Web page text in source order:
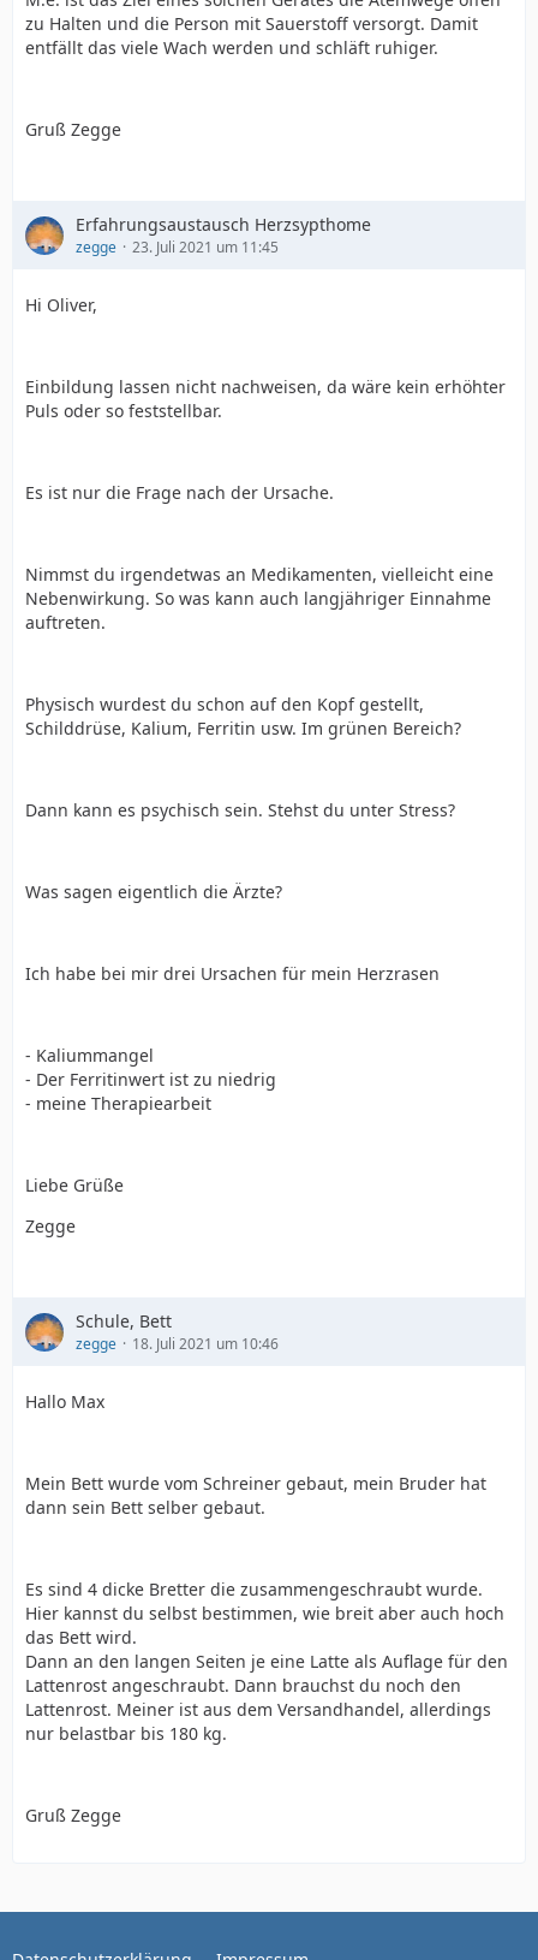
zu Halten und die Person mit Sauerstoff versorgt. Damit
entfällt das viele Wach werden und schläft ruhiger.
Gruß Zegge
Erfahrungsaustausch Herzsypthome
zegge 23. Juli 2021 um 11:45
Hi Oliver,
Einbildung lassen nicht nachweisen, da wäre kein erhöhter
Puls oder so feststellbar.
Es ist nur die Frage nach der Ursache.
Nimmst du irgendetwas an Medikamenten, vielleicht eine
Nebenwirkung. So was kann auch langjähriger Einnahme
auftreten.
Physisch wurdest du schon auf den Kopf gestellt,
Schilddrüse, Kalium, Ferritin usw. Im grünen Bereich?
Dann kann es psychisch sein. Stehst du unter Stress?
Was sagen eigentlich die Ärzte?
Ich habe bei mir drei Ursachen für mein Herzrasen
- Kaliummangel
- Der Ferritinwert ist zu niedrig
- meine Therapiearbeit
Liebe Grüße
Zegge
Schule, Bett
zegge 18. Juli 2021 um 10:46
Hallo Max
Mein Bett wurde vom Schreiner gebaut, mein Bruder hat
dann sein Bett selber gebaut.
Es sind 4 dicke Bretter die zusammengeschraubt wurde.
Hier kannst du selbst bestimmen, wie breit aber auch hoch
das Bett wird.
Dann an den langen Seiten je eine Latte als Auflage für den
Lattenrost angeschraubt. Dann brauchst du noch den
Lattenrost. Meiner ist aus dem Versandhandel, allerdings
nur belastbar bis 180 kg.
Gruß Zegge